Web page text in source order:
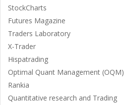
StockCharts
Futures Magazine
Traders Laboratory
X-Trader
Hispatrading
Optimal Quant Management (OQM)
Rankia
Quantitative research and Trading